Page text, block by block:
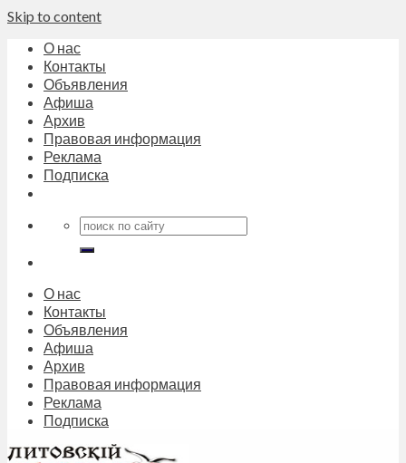
Skip to content
О нас
Контакты
Объявления
Афиша
Архив
Правовая информация
Реклама
Подписка
О нас
Контакты
Объявления
Афиша
Архив
Правовая информация
Реклама
Подписка